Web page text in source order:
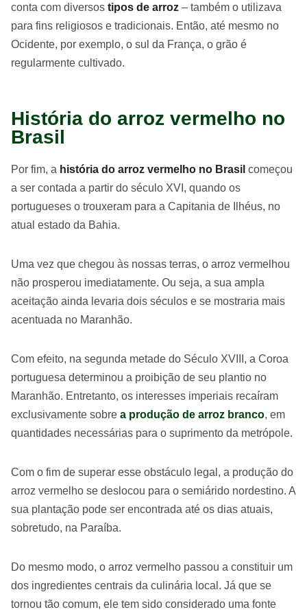
conta com diversos tipos de arroz – também o utilizava
para fins religiosos e tradicionais. Então, até mesmo no
Ocidente, por exemplo, o sul da França, o grão é
regularmente cultivado.
História do arroz vermelho no
Brasil
Por fim, a história do arroz vermelho no Brasil começou
a ser contada a partir do século XVI, quando os
portugueses o trouxeram para a Capitania de Ilhéus, no
atual estado da Bahia.
Uma vez que chegou às nossas terras, o arroz vermelhou
não prosperou imediatamente. Ou seja, a sua ampla
aceitação ainda levaria dois séculos e se mostraria mais
acentuada no Maranhão.
Com efeito, na segunda metade do Século XVIII, a Coroa
portuguesa determinou a proibição de seu plantio no
Maranhão. Entretanto, os interesses imperiais recaíram
exclusivamente sobre a produção de arroz branco, em
quantidades necessárias para o suprimento da metrópole.
Com o fim de superar esse obstáculo legal, a produção do
arroz vermelho se deslocou para o semiárido nordestino. A
sua plantação pode ser encontrada até os dias atuais,
sobretudo, na Paraíba.
Do mesmo modo, o arroz vermelho passou a constituir um
dos ingredientes centrais da culinária local. Já que se
tornou tão comum, ele tem sido considerado uma fonte